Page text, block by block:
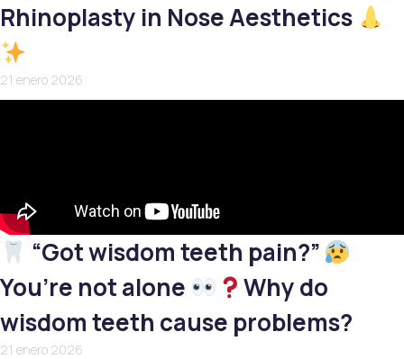
Rhinoplasty in Nose Aesthetics
21 enero 2026
“Got wisdom teeth pain?”
You’re not alone
Why do
wisdom teeth cause problems?
21 enero 2026